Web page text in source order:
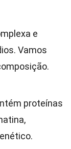
e
Vamos
proteínas